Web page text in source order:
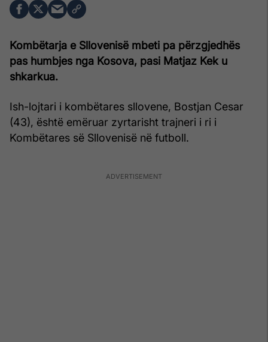
Kombëtarja e Sllovenisë mbeti pa përzgjedhës
pas humbjes nga Kosova, pasi Matjaz Kek u
shkarkua.
Ish-lojtari i kombëtares sllovene, Bostjan Cesar
(43), është emëruar zyrtarisht trajneri i ri i
Kombëtares së Sllovenisë në futboll.